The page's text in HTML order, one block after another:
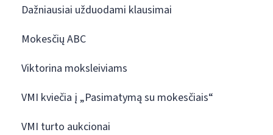
Dažniausiai užduodami klausimai
Mokesčių ABC
Viktorina moksleiviams
VMI kviečia į „Pasimatymą su mokesčiais“
VMI turto aukcionai